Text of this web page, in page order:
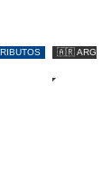
🇦🇷 ARG